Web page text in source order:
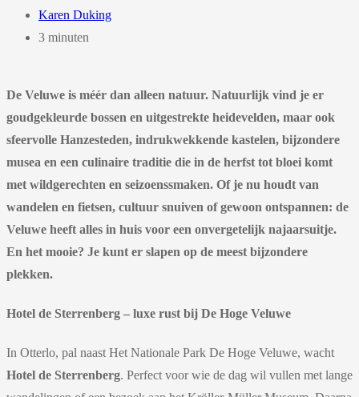
Karen Duking
3 minuten
De Veluwe is méér dan alleen natuur. Natuurlijk vind je er
goudgekleurde bossen en uitgestrekte heidevelden, maar ook
sfeervolle Hanzesteden, indrukwekkende kastelen, bijzondere
musea en een culinaire traditie die in de herfst tot bloei komt
met wildgerechten en seizoenssmaken. Of je nu houdt van
wandelen en fietsen, cultuur snuiven of gewoon ontspannen: de
Veluwe heeft alles in huis voor een onvergetelijk najaarsuitje.
En het mooie? Je kunt er slapen op de meest bijzondere
plekken.
Hotel de Sterrenberg – luxe rust bij De Hoge Veluwe
In Otterlo, pal naast Het Nationale Park De Hoge Veluwe, wacht
Hotel de Sterrenberg. Perfect voor wie de dag wil vullen met lange